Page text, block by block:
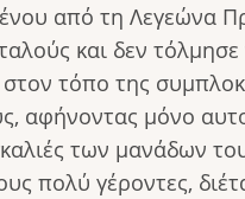
από τη
και δεν
τόπο της
αφήνοντας μόνο
των μανάδων
πολύ γέροντες,